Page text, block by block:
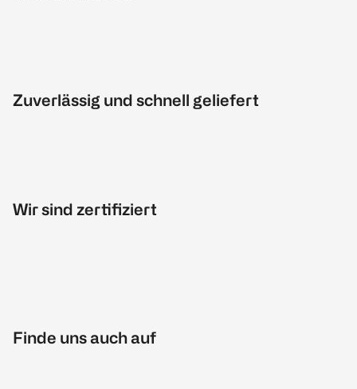
Zuverlässig und schnell geliefert
Wir sind zertifiziert
Finde uns auch auf